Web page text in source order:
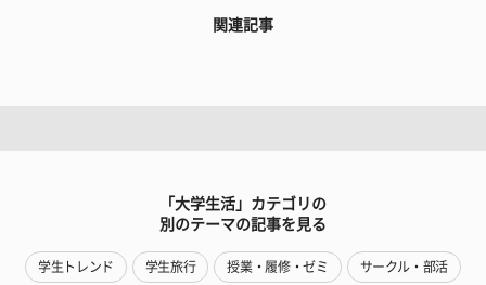
関連記事
「大学生活」カテゴリの
別のテーマの記事を見る
学生トレンド 学生旅行 授業・履修・ゼミ サークル・部活